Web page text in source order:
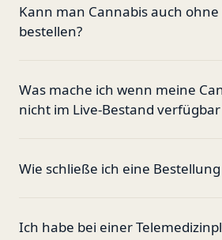
Kann man Cannabis auch ohne
bestellen?
Was mache ich wenn meine
nicht im Live-Bestand verfügbar
Wie schließe ich eine
Ich habe bei einer